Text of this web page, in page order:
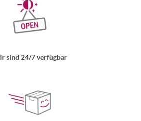
sind 24/7 verfügbar